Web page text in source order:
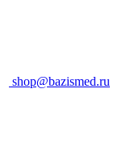
shop@bazismed.ru